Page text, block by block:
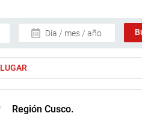
Día / mes / año
LUGAR
Región Cusco.